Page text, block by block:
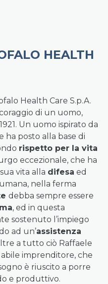
HEALTH
Health Care S.p.A.
di un uomo,
Un uomo ispirato da
posto alla base di
rispetto per la vita
eccezionale, che ha
vita alla difesa ed
nella ferma
debba sempre essere
, ed in questa
sostenuto l’impiego
ad un’assistenza
a tutto ciò Raffaele
imprenditore, che
è riuscito a porre
e produttivo.